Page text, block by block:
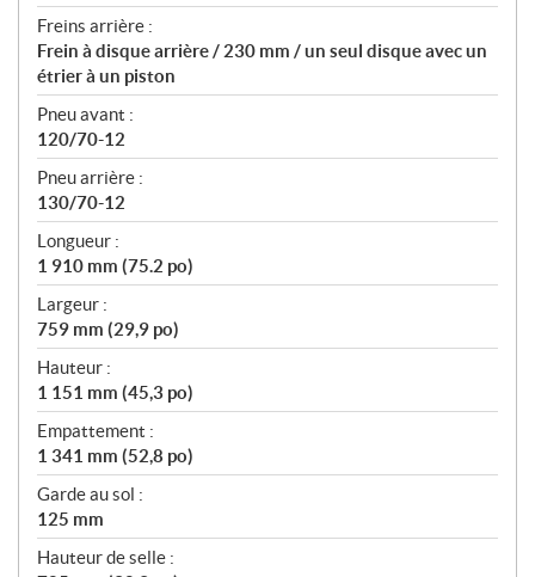
Freins arrière :
Frein à disque arrière / 230 mm / un seul disque avec un
étrier à un piston
Pneu avant :
120/70-12
Pneu arrière :
130/70-12
Longueur :
1 910 mm (75.2 po)
Largeur :
759 mm (29,9 po)
Hauteur :
1 151 mm (45,3 po)
Empattement :
1 341 mm (52,8 po)
Garde au sol :
125 mm
Hauteur de selle :